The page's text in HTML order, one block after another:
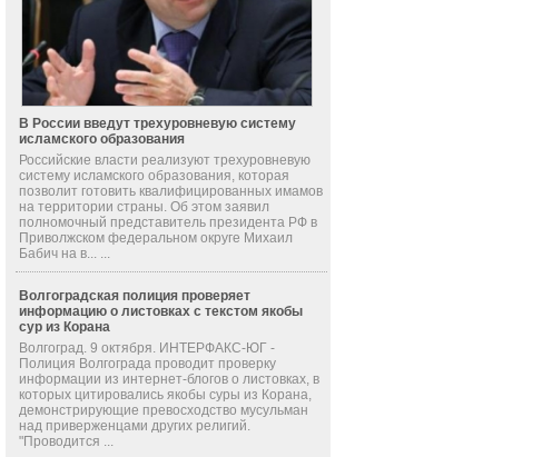
В России введут трехуровневую систему
исламского образования
Российские власти реализуют трехуровневую
систему исламского образования, которая
позволит готовить квалифицированных имамов
на территории страны. Об этом заявил
полномочный представитель президента РФ в
Приволжском федеральном округе Михаил
Бабич на в... ...
Волгоградская полиция проверяет
информацию о листовках с текстом якобы
сур из Корана
Волгоград. 9 октября. ИНТЕРФАКС-ЮГ -
Полиция Волгограда проводит проверку
информации из интернет-блогов о листовках, в
которых цитировались якобы суры из Корана,
демонстрирующие превосходство мусульман
над приверженцами других религий.
"Проводится ...